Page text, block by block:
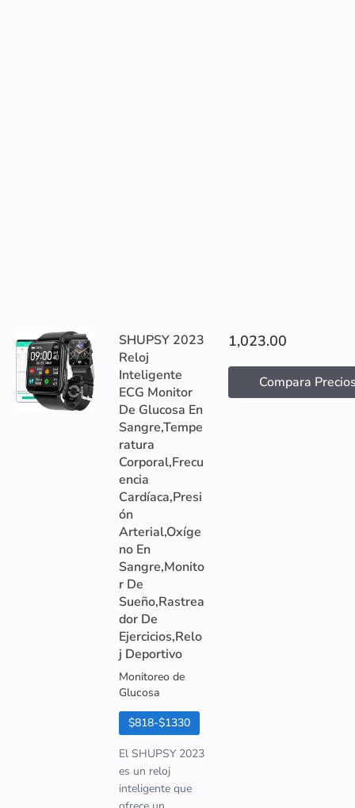
SHUPSY 2023
Reloj
Inteligente
ECG Monitor
De Glucosa En
Sangre,Tempe
ratura
Corporal,Frecu
encia
Cardíaca,Presi
ón
Arterial,Oxíge
no En
Sangre,Monito
r De
Sueño,Rastrea
dor De
Ejercicios,Relo
j Deportivo
Monitoreo de
Glucosa
$818-$1330
El SHUPSY 2023
es un reloj
inteligente que
1,023.00
Compara